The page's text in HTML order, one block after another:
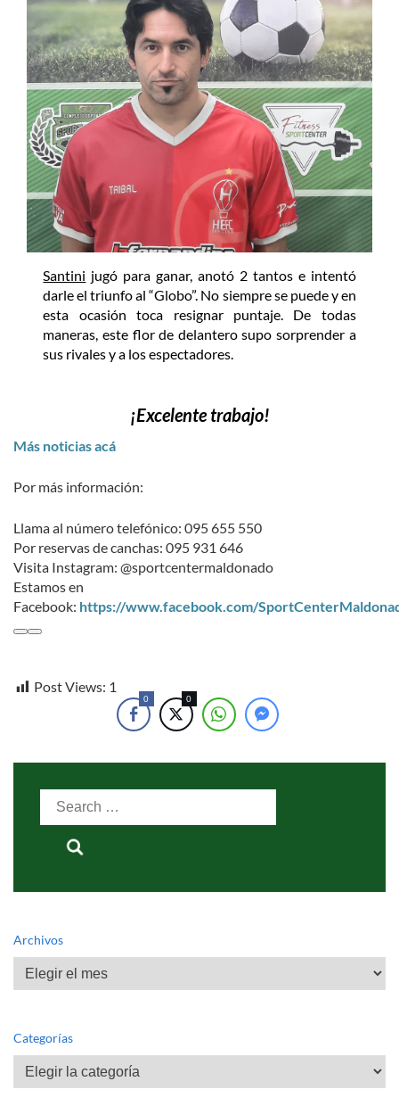
Santini jugó para ganar, anotó 2 tantos e intentó
darle el triunfo al “Globo”. No siempre se puede y en
esta ocasión toca resignar puntaje. De todas
maneras, este flor de delantero supo sorprender a
sus rivales y a los espectadores.
¡Excelente trabajo!
Más noticias acá
Por más información:
Llama al número telefónico: 095 655 550
Por reservas de canchas: 095 931 646
Visita Instagram: @sportcentermaldonado
Estamos en
Facebook: https://www.facebook.com/
Post Views: 1
0 0
Search
Archivos
Archivos
Categorías
Categorías